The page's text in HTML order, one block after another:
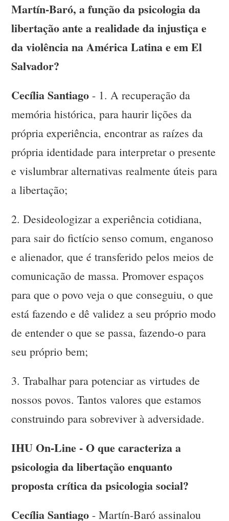
Martín-Baró, a função da psicologia da
libertação ante a realidade da injustiça e
da violência na América Latina e em El
Salvador?
Cecília Santiago - 1. A recuperação da
memória histórica, para haurir lições da
própria experiência, encontrar as raízes da
própria identidade para interpretar o presente
e vislumbrar alternativas realmente úteis para
a libertação;
2. Desideologizar a experiência cotidiana,
para sair do fictício senso comum, enganoso
e alienador, que é transferido pelos meios de
comunicação de massa. Promover espaços
para que o povo veja o que conseguiu, o que
está fazendo e dê validez a seu próprio modo
de entender o que se passa, fazendo-o para
seu próprio bem;
3. Trabalhar para potenciar as virtudes de
nossos povos. Tantos valores que estamos
construindo para sobreviver à adversidade.
IHU On-Line - O que caracteriza a
psicologia da libertação enquanto
proposta crítica da psicologia social?
Cecília Santiago - Martín-Baró assinalou